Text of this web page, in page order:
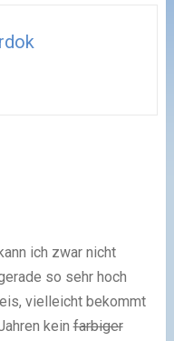
ich zwar nicht
so sehr hoch
vielleicht bekommt
keinfarbiger